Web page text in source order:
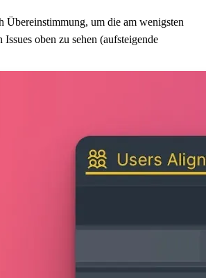
Übereinstimmung, um die am wenigsten
Issues oben zu sehen (aufsteigende